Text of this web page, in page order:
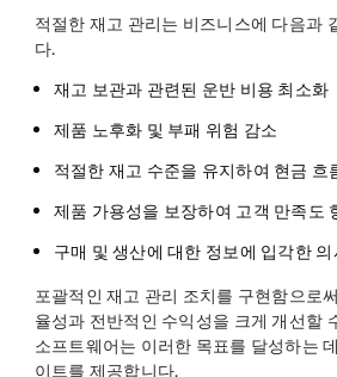
적절한 재고 관리는 비즈니스에 다음과
다.
재고 보관과 관련된 운반 비용 최소화
제품 노후화 및 부패 위험 감소
적절한 재고 수준을 유지하여 현금 흐
제품 가용성을 보장하여 고객 만족도
구매 및 생산에 대한 정보에 입각한 의
포괄적인 재고 관리 조치를 구현함으로
율성과 전반적인 수익성을 크게 개선할
소프트웨어는 이러한 목표를 달성하는
이트를 제공합니다.